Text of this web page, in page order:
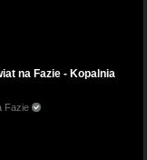
na Fazie - Kopalnia
Fazie